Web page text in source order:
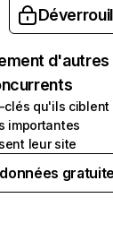
d'autres
clés qu'ils ciblent
importantes
leur site